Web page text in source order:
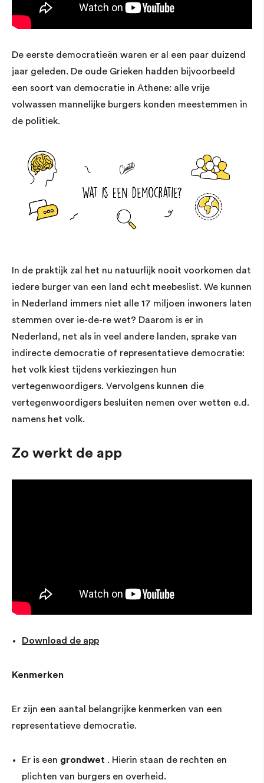
De eerste democratieën waren er al een paar duizend
jaar geleden. De oude Grieken hadden bijvoorbeeld
een soort van democratie in Athene: alle vrije
volwassen mannelijke burgers konden meestemmen in
de politiek.
In de praktijk zal het nu natuurlijk nooit voorkomen dat
iedere burger van een land echt meebeslist. We kunnen
in Nederland immers niet alle 17 miljoen inwoners laten
stemmen over ie-de-re wet? Daarom is er in
Nederland, net als in veel andere landen, sprake van
indirecte democratie of representatieve democratie:
het volk kiest tijdens verkiezingen hun
vertegenwoordigers. Vervolgens kunnen die
vertegenwoordigers besluiten nemen over wetten e.d.
namens het volk.
Zo werkt de app
Download de app
Kenmerken
Er zijn een aantal belangrijke kenmerken van een
representatieve democratie.
Er is een grondwet . Hierin staan de rechten en
plichten van burgers en overheid.